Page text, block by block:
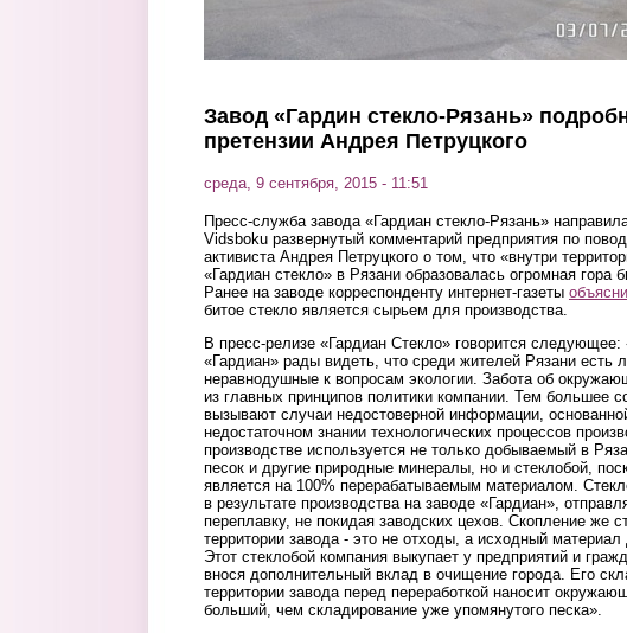
Завод «Гардин стекло-Рязань»
претензии Андрея Петруцкого
среда, 9 сентября, 2015 - 11:51
Пресс-служба завода «Гардиан стекло-Рязань»
Vidsboku развернутый комментарий предприятия по
активиста Андрея Петруцкого о том, что «внутри
«Гардиан стекло» в Рязани образовалась огромная гора
Ранее на заводе корреспонденту интернет-газеты
битое стекло является сырьем для производства.
В пресс-релизе «Гардиан Стекло» говорится следующее:
«Гардиан» рады видеть, что среди жителей Рязани есть
неравнодушные к вопросам экологии. Забота об
из главных принципов политики компании. Тем большее
вызывают случаи недостоверной информации,
недостаточном знании технологических процессов
производстве используется не только добываемый в
песок и другие природные минералы, но и стеклобой,
является на 100% перерабатываемым материалом.
в результате производства на заводе «Гардиан»,
переплавку, не покидая заводских цехов. Скопление же
территории завода - это не отходы, а исходный материал
Этот стеклобой компания выкупает у предприятий и
внося дополнительный вклад в очищение города. Его
территории завода перед переработкой наносит
больший, чем складирование уже упомянутого песка».